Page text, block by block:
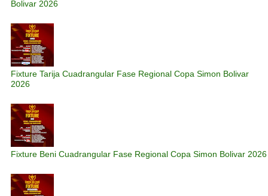
Bolivar 2026
Fixture Tarija Cuadrangular Fase Regional Copa Simon Bolivar
2026
Fixture Beni Cuadrangular Fase Regional Copa Simon Bolivar 2026